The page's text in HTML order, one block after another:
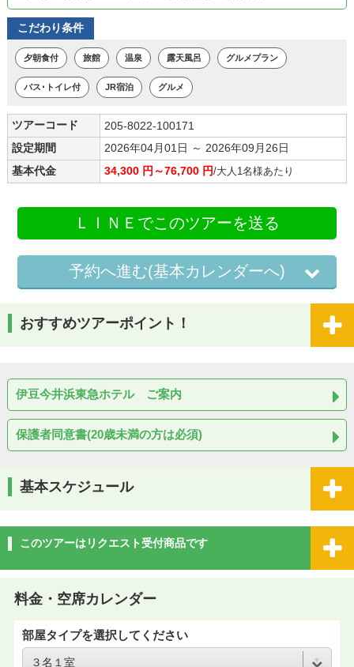
こだわり条件
夕朝食付 旅館 温泉 露天風呂 グルメプラン
バス･トイレ付 JR宿泊 グルメ
ツアーコード
205-8022-100171
設定期間
2026年04月01日 ～ 2026年09月26日
基本代金
34,300 円～76,700 円/大人1名様あたり
ＬＩＮＥでこのツアーを送る
予約へ進む(基本カレンダーへ)
おすすめツアーポイント！
伊豆今井浜東急ホテル ご案内
保護者同意書(20歳未満の方は必須)
基本スケジュール
このツアーはリクエスト受付商品です
料金・空席カレンダー
部屋タイプを選択してください